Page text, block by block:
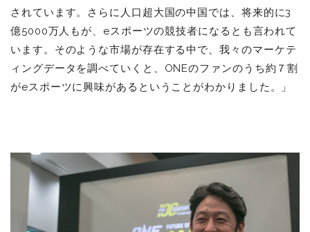
されています。さらに人口超大国の中国では、将来的に3
億5000万人もが、eスポーツの競技者になるとも言われて
います。そのような市場が存在する中で、我々のマーケテ
ィングデータを調べていくと、ONEのファンのうち約７割
がeスポーツに興味があるということがわかりました。」